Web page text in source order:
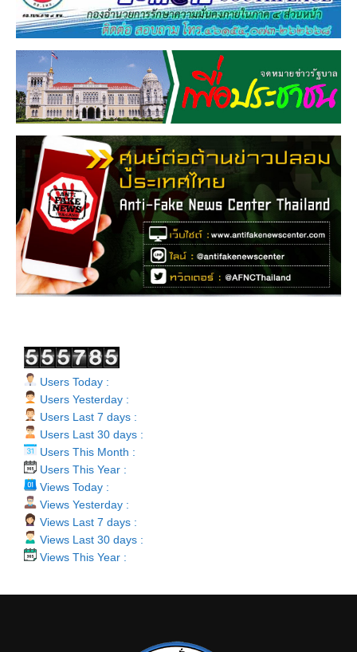
Users Today :
Users Yesterday :
Users Last 7 days :
Users Last 30 days :
Users This Month :
Users This Year :
Views Today :
Views Yesterday :
Views Last 7 days :
Views Last 30 days :
Views This Year :